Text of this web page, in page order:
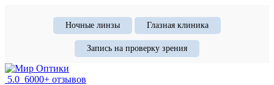
Ночные линзы Глазная клиника
Запись на проверку зрения
5.0 6000+ отзывов